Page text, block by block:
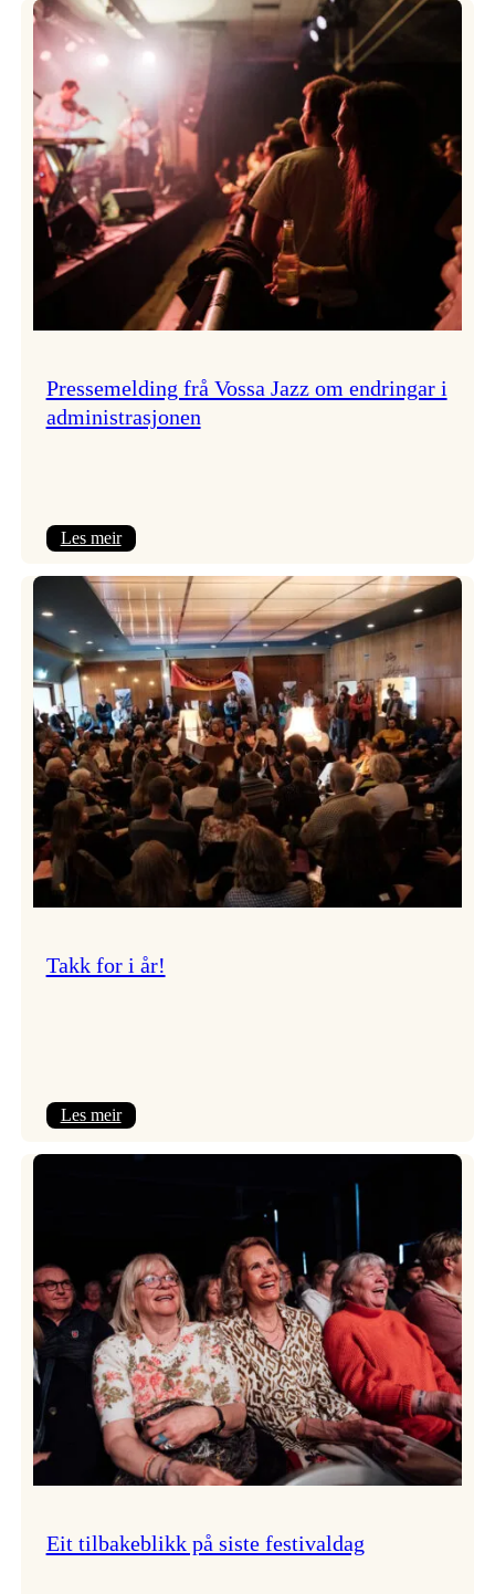
Jazz
søkjer
Pressemelding frå Vossa Jazz om endringar i
administrasjonen
Les meir:
frå
Vossa
Jazz
om
endringar
i
administrasjonen
Takk for i år!
Les meir:
Eit tilbakeblikk på siste festivaldag